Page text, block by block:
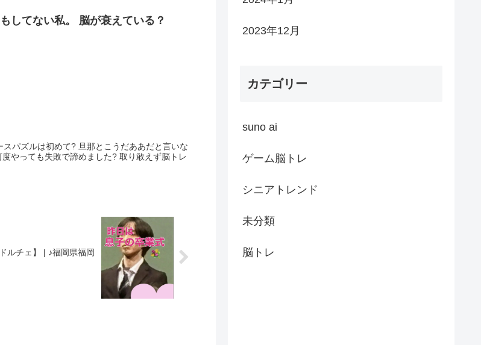
してない私。 脳が衰えている？
パズルは初めて? 旦那とこうだああだと言いな
やっても失敗で諦めました? 取り敢えず脳トレ
ルチェ】 | ♪福岡県福岡
2023年12月
カテゴリー
suno ai
ゲーム脳トレ
シニアトレンド
未分類
脳トレ